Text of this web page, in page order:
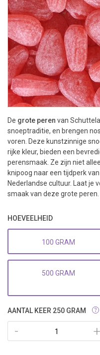
De grote peren van
snoeptraditie, en brengen
voren. Deze kunstzinnige
rijke kleur, bieden een
perensmaak. Ze zijn niet
knipoog naar een tijdperk
Nederlandse cultuur. Laat je
smaak van deze grote peren.
HOEVEELHEID
100 GRAM
500 GRAM
AANTAL KEER 250 GRAM
+
-